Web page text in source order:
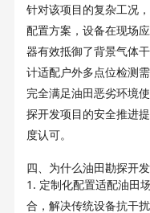
针对该项目的复杂工况
配置方案，设备在现场
器有效抵御了背景气体
计适配户外多点位检测
完全满足油田恶劣环境
探开发项目的安全推进
度认可。
四、为什么油田勘探开
1. 定制化配置适配油田
合，解决传统设备抗干